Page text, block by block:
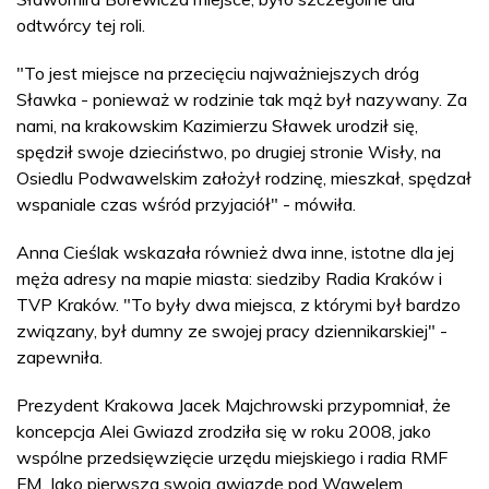
odtwórcy tej roli.
"To jest miejsce na przecięciu najważniejszych dróg
Sławka - ponieważ w rodzinie tak mąż był nazywany. Za
nami, na krakowskim Kazimierzu Sławek urodził się,
spędził swoje dzieciństwo, po drugiej stronie Wisły, na
Osiedlu Podwawelskim założył rodzinę, mieszkał, spędzał
wspaniale czas wśród przyjaciół" - mówiła.
Anna Cieślak wskazała również dwa inne, istotne dla jej
męża adresy na mapie miasta: siedziby Radia Kraków i
TVP Kraków. "To były dwa miejsca, z którymi był bardzo
związany, był dumny ze swojej pracy dziennikarskiej" -
zapewniła.
Prezydent Krakowa Jacek Majchrowski przypomniał, że
koncepcja Alei Gwiazd zrodziła się w roku 2008, jako
wspólne przedsięwzięcie urzędu miejskiego i radia RMF
FM. Jako pierwsza swoją gwiazdę pod Wawelem